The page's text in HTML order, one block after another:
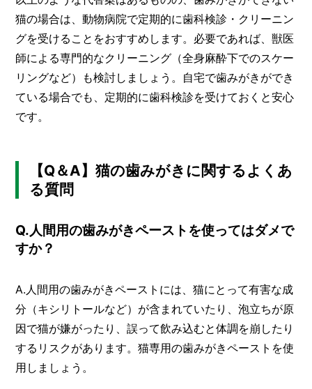
猫の場合は、動物病院で定期的に歯科検診・クリーニン
グを受けることをおすすめします。必要であれば、獣医
師による専門的なクリーニング（全身麻酔下でのスケー
リングなど）も検討しましょう。自宅で歯みがきができ
ている場合でも、定期的に歯科検診を受けておくと安心
です。
【Q＆A】猫の歯みがきに関するよくあ
る質問
Q.人間用の歯みがきペーストを使ってはダメで
すか？
A.人間用の歯みがきペーストには、猫にとって有害な成
分（キシリトールなど）が含まれていたり、泡立ちが原
因で猫が嫌がったり、誤って飲み込むと体調を崩したり
するリスクがあります。猫専用の歯みがきペーストを使
用しましょう。